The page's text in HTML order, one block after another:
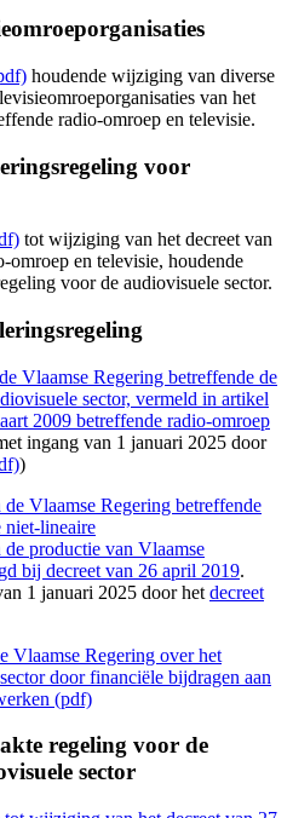
houdende wijziging van diverse
van het
radio-omroep en televisie.
voor
tot wijziging van het decreet van
omroep en televisie, houdende
voor de audiovisuele sector.
Vlaamse Regering betreffende de
sector, vermeld in artikel
2009 betreffende radio-omroep
ingang van 1 januari 2025 door
)
Vlaamse Regering betreffende
niet-lineaire
de productie van Vlaamse
bij decreet van 26 april 2019.
1 januari 2025 door het decreet
Vlaamse Regering over het
door financiële bijdragen aan
(pdf)
regeling voor de
sector